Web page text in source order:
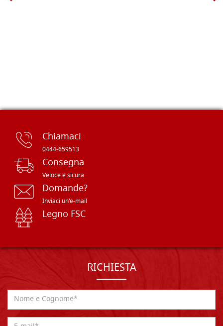
Chiamaci
0444-659513
Consegna
Veloce e sicura
Domande?
Inviaci un'e-mail
Legno FSC
RICHIESTA